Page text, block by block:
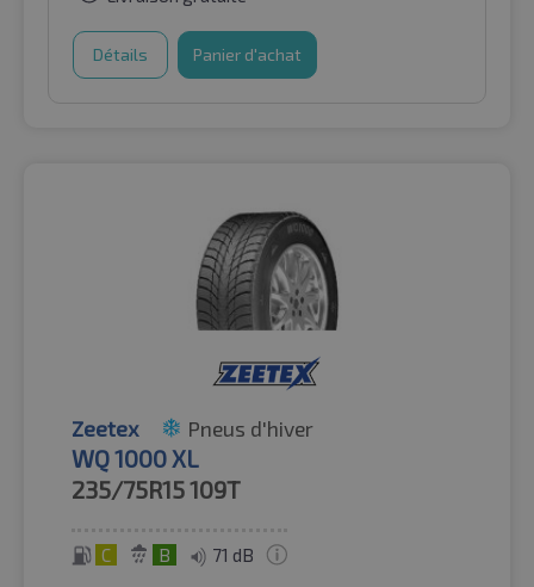
Détails Panier d'achat
Zeetex Pneus d'hiver
WQ 1000 XL
235/75R15109T
C B 71 dB